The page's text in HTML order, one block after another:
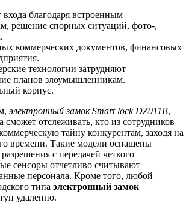
благодаря встроенным
решение спорных ситуаций, фото-,
коммерческих документов, финансовых
технологии затрудняют
планов злоумышленникам.
корпус.
электронный замокSmart lock DZ011B,
сможет отслеживать, кто из сотрудников
тайну конкурентам, заходя на
времени. Такие модели оснащены
с передачей четкого
сенсоры отчетливо считывают
персонала. Кроме того, любой
типа электронный замок
удаленно.